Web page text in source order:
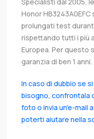
Specialisti dal 2005,
Honor
prolungati test
rispettando tutti i più
Europea. Per questo
garanzia di ben 1 anni.
In caso di dubbio se
bisogno, confrontala
foto o invia un'e-mail
poterti aiutare nella